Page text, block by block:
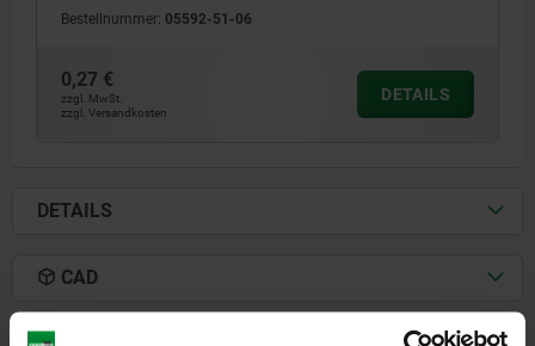
Bestellnummer: 05592-51-06
0,27 €
zzgl. MwSt.
zzgl. Versandkosten
DETAILS
DETAILS
CAD